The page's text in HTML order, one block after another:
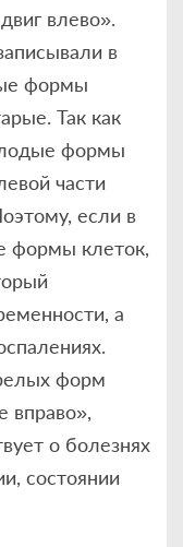
влево».
в
формы
Так как
формы
части
если в
формы клеток,
а
форм
вправо»,
о болезнях
состоянии